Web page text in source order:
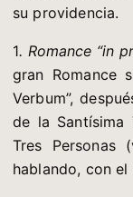
su providencia.
1. Romance “in
gran Romance
Verbum”,
de la Santísima
Tres Personas
hablando, con